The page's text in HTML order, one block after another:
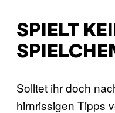
SPIELT
Solltet ihr doch
hirnrissigen Tipps